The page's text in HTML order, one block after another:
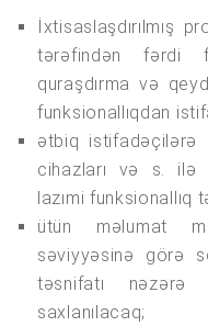
İxtisaslaşdırılmış
tərəfindən fərdi
quraşdırma və
funksionallıqdan
ətbiq istifadəçilərə
cihazları və s. ilə
lazımi funksionallıq
ütün məlumat
səviyyəsinə görə
təsnifatı nəzərə
saxlanılacaq;